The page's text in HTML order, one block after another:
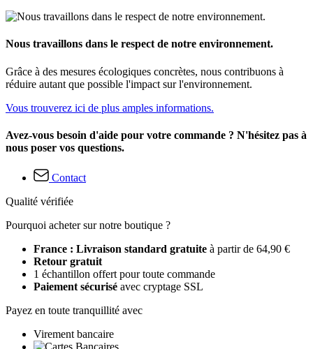
Nous travaillons dans le respect de notre environnement.
Grâce à des mesures écologiques concrètes, nous contribuons à
réduire autant que possible l'impact sur l'environnement.
Vous trouverez ici de plus amples informations.
Avez-vous besoin d'aide pour votre commande ? N'hésitez pas à
nous poser vos questions.
Contact
Qualité vérifiée
Pourquoi acheter sur notre boutique ?
France : Livraison standard gratuite à partir de 64,90 €
Retour gratuit
1 échantillon offert pour toute commande
Paiement sécurisé avec cryptage SSL
Payez en toute tranquillité avec
Virement bancaire